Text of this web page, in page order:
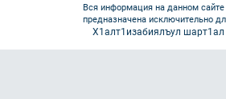
Вся информация на данном сайте
предназначена исключительно
Х1алт1изабиялъул шарт1ал